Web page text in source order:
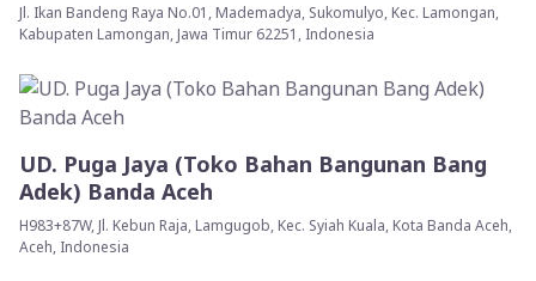
Jl. Ikan Bandeng Raya No.01, Mademadya, Sukomulyo, Kec. Lamongan,
Kabupaten Lamongan, Jawa Timur 62251, Indonesia
UD. Puga Jaya (Toko Bahan Bangunan Bang
Adek) Banda Aceh
H983+87W, Jl. Kebun Raja, Lamgugob, Kec. Syiah Kuala, Kota Banda Aceh,
Aceh, Indonesia